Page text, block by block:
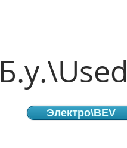
Электро\BEV